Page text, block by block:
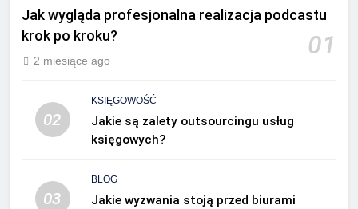
Jak wygląda profesjonalna realizacja podcastu
krok po kroku?
01
2 miesiące ago
02
KSIĘGOWOŚĆ
Jakie są zalety outsourcingu usług
księgowych?
03
BLOG
Jakie wyzwania stoją przed biurami